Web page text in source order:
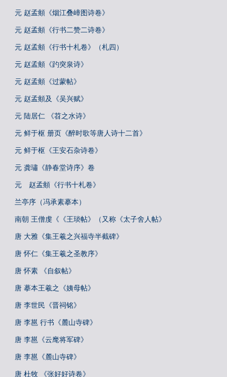
元 赵孟頫《烟江叠嶂图诗卷》
元 赵孟頫《行书二赞二诗卷》
元 赵孟頫《行书十札卷》（札四）
元 赵孟頫《趵突泉诗》
元 赵孟頫《过蒙帖》
元 赵孟頫及《吴兴赋》
元 陆居仁 《苕之水诗》
元 鲜于枢 册页《醉时歌等唐人诗十二首》
元 鲜于枢《王安石杂诗卷》
元 龚璛《静春堂诗序》卷
元 赵孟頫《行书十札卷》
兰亭序（冯承素摹本）
南朝 王僧虔《《王琰帖》（又称《太子舍人帖》
唐 大雅《集王羲之兴福寺半截碑》
唐 怀仁《集王羲之圣教序》
唐 怀素 《自叙帖》
唐 摹本王羲之《姨母帖》
唐 李世民《晋祠铭》
唐 李邕 行书《麓山寺碑》
唐 李邕《云麾将军碑》
唐 李邕《麓山寺碑》
唐 杜牧 《张好好诗卷》